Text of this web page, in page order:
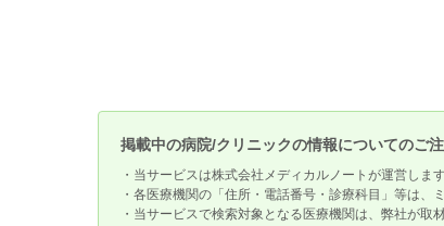
掲載中の病院/クリニックの情報についてのご
・当サービスは株式会社メディカルノートが運営します
・各医療機関の「住所・電話番号・診療科目」等は、
・当サービスで検索対象となる医療機関は、弊社が取